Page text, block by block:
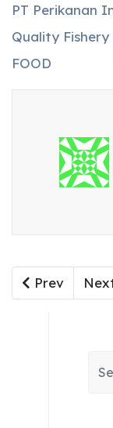
PT Perikanan
Quality
FOOD
Previous
Prev